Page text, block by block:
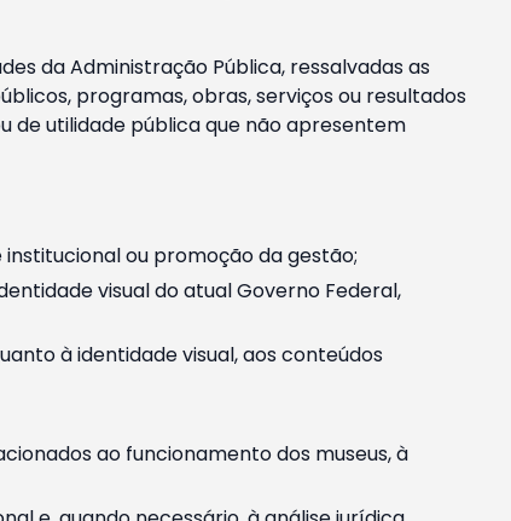
da Administração Pública, ressalvadas as
programas, obras, serviços ou resultados
de utilidade pública que não apresentem
ou promoção da gestão;
visual do atual Governo Federal,
à identidade visual, aos conteúdos
ao funcionamento dos museus, à